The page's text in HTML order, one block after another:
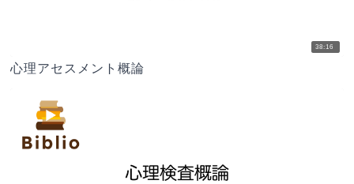
38:16
心理アセスメント概論